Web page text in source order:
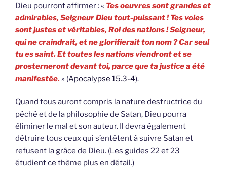
Dieu pourront affirmer : « Tes oeuvres sont grandes et
admirables, Seigneur Dieu tout-puissant ! Tes voies
sont justes et véritables, Roi des nations ! Seigneur,
qui ne craindrait, et ne glorifierait ton nom ? Car seul
tu es saint. Et toutes les nations viendront et se
prosterneront devant toi, parce que ta justice a été
manifestée. » (Apocalypse 15.3-4).
Quand tous auront compris la nature destructrice du
péché et de la philosophie de Satan, Dieu pourra
éliminer le mal et son auteur. Il devra également
détruire tous ceux qui s’entêtent à suivre Satan et
refusent la grâce de Dieu. (Les guides 22 et 23
étudient ce thème plus en détail.)